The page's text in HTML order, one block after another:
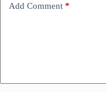
Add Comment *